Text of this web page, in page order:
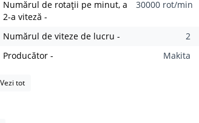
Numărul de rotații pe minut, a
2-a viteză -
30000 rot/min
Numărul de viteze de lucru -
2
Producător -
Makita
Vezi tot